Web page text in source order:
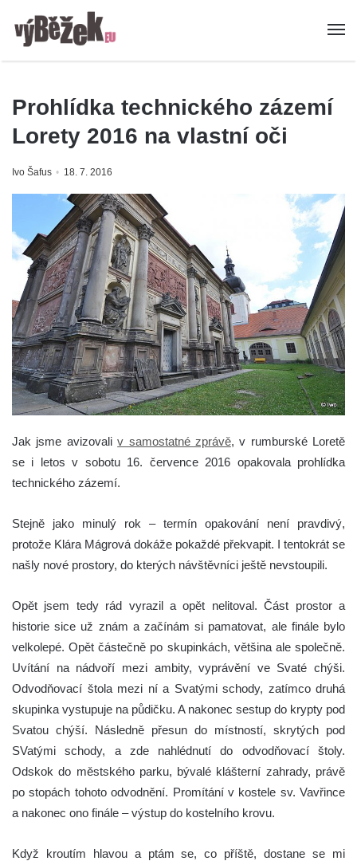
Prohlídka technického zázemí
Lorety 2016 na vlastní oči
Ivo Šafus 18. 7. 2016
Jak jsme avizovaliv samostatné zprávě, v rumburské Loretě
se i letos v sobotu 16. července 2016 opakovala prohlídka
technického zázemí.
Stejně jako minulý rok – termín opakování není pravdivý,
protože Klára Mágrová dokáže pokaždé překvapit. I tentokrát se
našly nové prostory, do kterých návštěvníci ještě nevstoupili.
Opět jsem tedy rád vyrazil a opět nelitoval. Část prostor a
historie sice už znám a začínám si pamatovat, ale finále bylo
velkolepé. Opět částečně po skupinkách, většina ale společně.
Uvítání na nádvoří mezi ambity, vyprávění ve Svaté chýši.
Odvodňovací štola mezi ní a Svatými schody, zatímco druhá
skupinka vystupuje na půdičku. A nakonec sestup do krypty pod
Svatou chýší. Následně přesun do místností, skrytých pod
SVatými schody, a zde nahlédnutí do odvodňovací štoly.
Odskok do městského parku, bývalé klášterní zahrady, právě
po stopách tohoto odvodnění. Promítání v kostele sv. Vavřince
a nakonec ono finále – výstup do kostelního krovu.
Když kroutím hlavou a ptám se, co příště, dostane se mi